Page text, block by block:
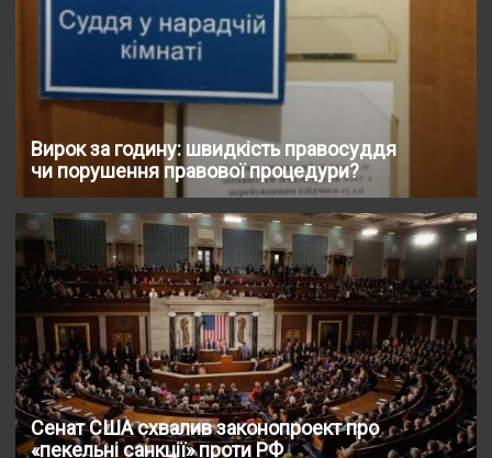
Вирок за годину: швидкість правосуддя
чи порушення правової процедури?
Сенат США схвалив законопроект про
«пекельні санкції» проти РФ